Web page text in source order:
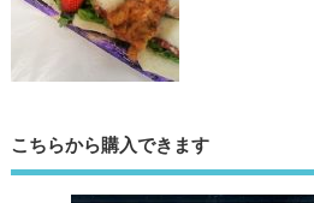
こちらから購入できます